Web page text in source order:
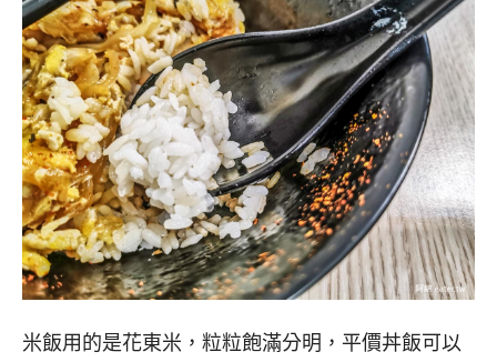
米飯用的是花東米，粒粒飽滿分明，平價丼飯可以